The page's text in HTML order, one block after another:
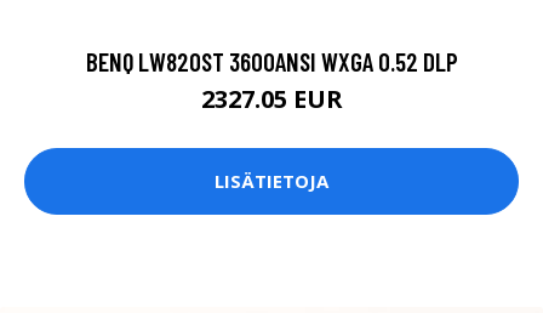
BENQ LW820ST 3600ANSI WXGA 0.52 DLP
2327.05 EUR
LISÄTIETOJA